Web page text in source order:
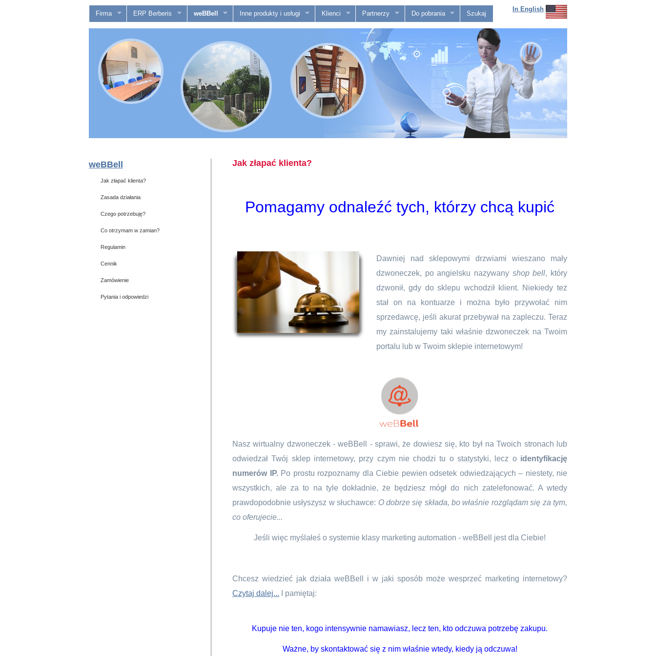
In English
Firma ERP Berberis weBBell Inne produkty i usługi Klienci Partnerzy Do pobrania Szukaj
weBBell
Jak złapać klienta?
Zasada działania
Czego potrzebuję?
Co otrzymam w zamian?
Regulamin
Cennik
Zamówienie
Pytania i odpowiedzi
Jak złapać klienta?
Pomagamy odnaleźć tych, którzy chcą kupić
Dawniej nad sklepowymi drzwiami wieszano mały
dzwoneczek, po angielsku nazywany shop bell, który
dzwonił, gdy do sklepu wchodził klient. Niekiedy też
stał on na kontuarze i można było przywołać nim
sprzedawcę, jeśli akurat przebywał na zapleczu. Teraz
my zainstalujemy taki właśnie dzwoneczek na Twoim
portalu lub w Twoim sklepie internetowym!
Nasz wirtualny dzwoneczek - weBBell - sprawi, że dowiesz się, kto był na Twoich stronach lub
odwiedzał Twój sklep internetowy, przy czym nie chodzi tu o statystyki, lecz o identyfikację
numerów IP.Po prostu rozpoznamy dla Ciebie pewien odsetek odwiedzających – niestety, nie
wszystkich, ale za to na tyle dokładnie, że będziesz mógł do nich zatelefonować. A wtedy
prawdopodobnie usłyszysz w słuchawce: O dobrze się składa, bo właśnie rozglądam się za tym,
co oferujecie...
Jeśli więc myślałeś o systemie klasy marketing automation - weBBell jest dla Ciebie!
Chcesz wiedzieć jak działa weBBell i w jaki sposób może wesprzeć marketing internetowy?
Czytaj dalej... I pamiętaj:
Kupuje nie ten, kogo intensywnie namawiasz, lecz ten, kto odczuwa potrzebę zakupu.
Ważne, by skontaktować się z nim właśnie wtedy, kiedy ją odczuwa!